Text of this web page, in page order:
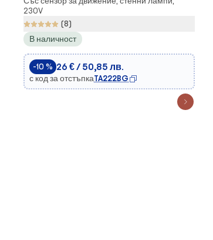
сензор BULKHEAD LED/20W/230V IP65
230V
(8)
В наличност
-10 % 26 € / 50,85 лв.
с код за отстъпкаTA222BG